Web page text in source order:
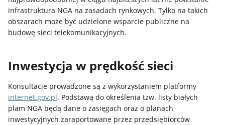
infrastruktura NGA na zasadach rynkowych. Tylko na takich
obszarach może być udzielone wsparcie publiczne na
budowę sieci telekomunikacyjnych.
Inwestycja w prędkość sieci
Konsultacje prowadzone są z wykorzystaniem platformy
internet.gov.pl. Podstawą do określenia tzw. listy białych
plam NGA będą dane o zasięgach oraz o planach
inwestycyjnych zaraportowane przez przedsiębiorców